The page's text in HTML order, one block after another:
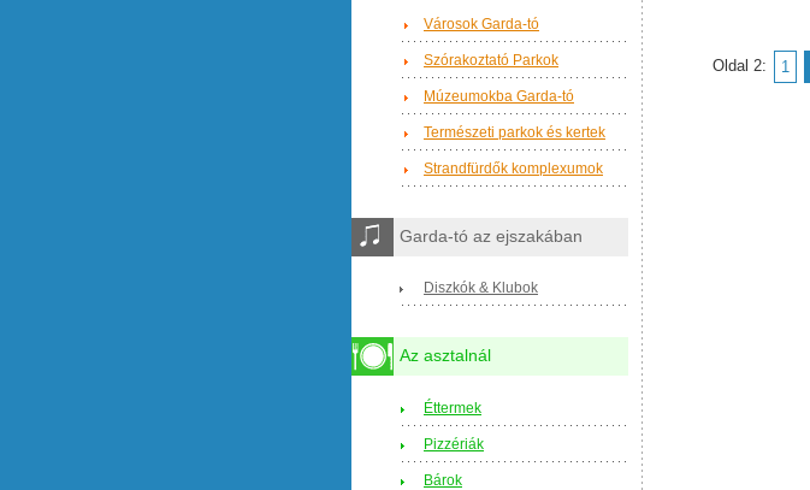
Oldal 2: 1
Városok Garda-tó
Szórakoztató Parkok
Múzeumokba Garda-tó
Természeti parkok és kertek
Strandfürdők komplexumok
Garda-tó az ejszakában
Diszkók & Klubok
Az asztalnál
Éttermek
Pizzériák
Bárok